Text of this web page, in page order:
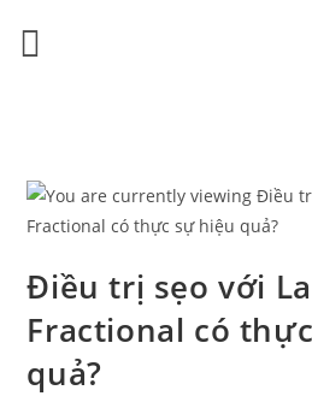
Điều trị sẹo với
Fractional có
quả?